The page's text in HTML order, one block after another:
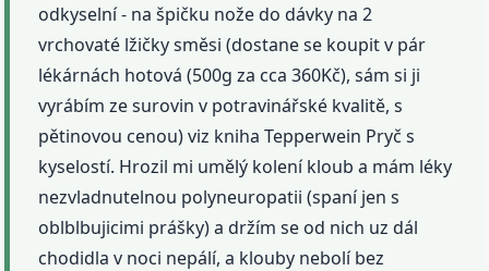
odkyselní - na špičku nože do dávky na 2
vrchovaté lžičky směsi (dostane se koupit v pár
lékárnách hotová (500g za cca 360Kč), sám si ji
vyrábím ze surovin v potravinářské kvalitě, s
pětinovou cenou) viz kniha Tepperwein Pryč s
kyselostí. Hrozil mi umělý kolení kloub a mám léky
nezvladnutelnou polyneuropatii (spaní jen s
oblblbujicimi prášky) a držím se od nich uz dál
chodidla v noci nepálí, a klouby nebolí bez